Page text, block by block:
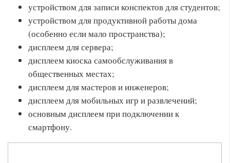
устройством для записи конспектов для студентов;
устройством для продуктивной работы дома
(особенно если мало пространства);
дисплеем для сервера;
дисплеем киоска самообслуживания в
общественных местах;
дисплеем для мастеров и инженеров;
дисплеем для мобильных игр и развлечений;
основным дисплеем при подключении к
смартфону.